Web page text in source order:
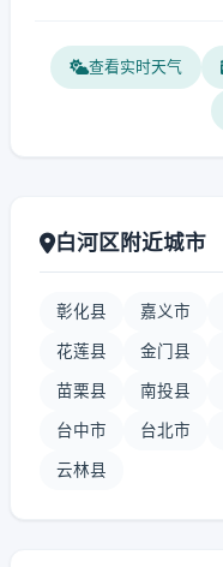
查看实时天气
白河区附近城市
彰化县 嘉义市
花莲县 金门县
苗栗县 南投县
台中市 台北市
云林县